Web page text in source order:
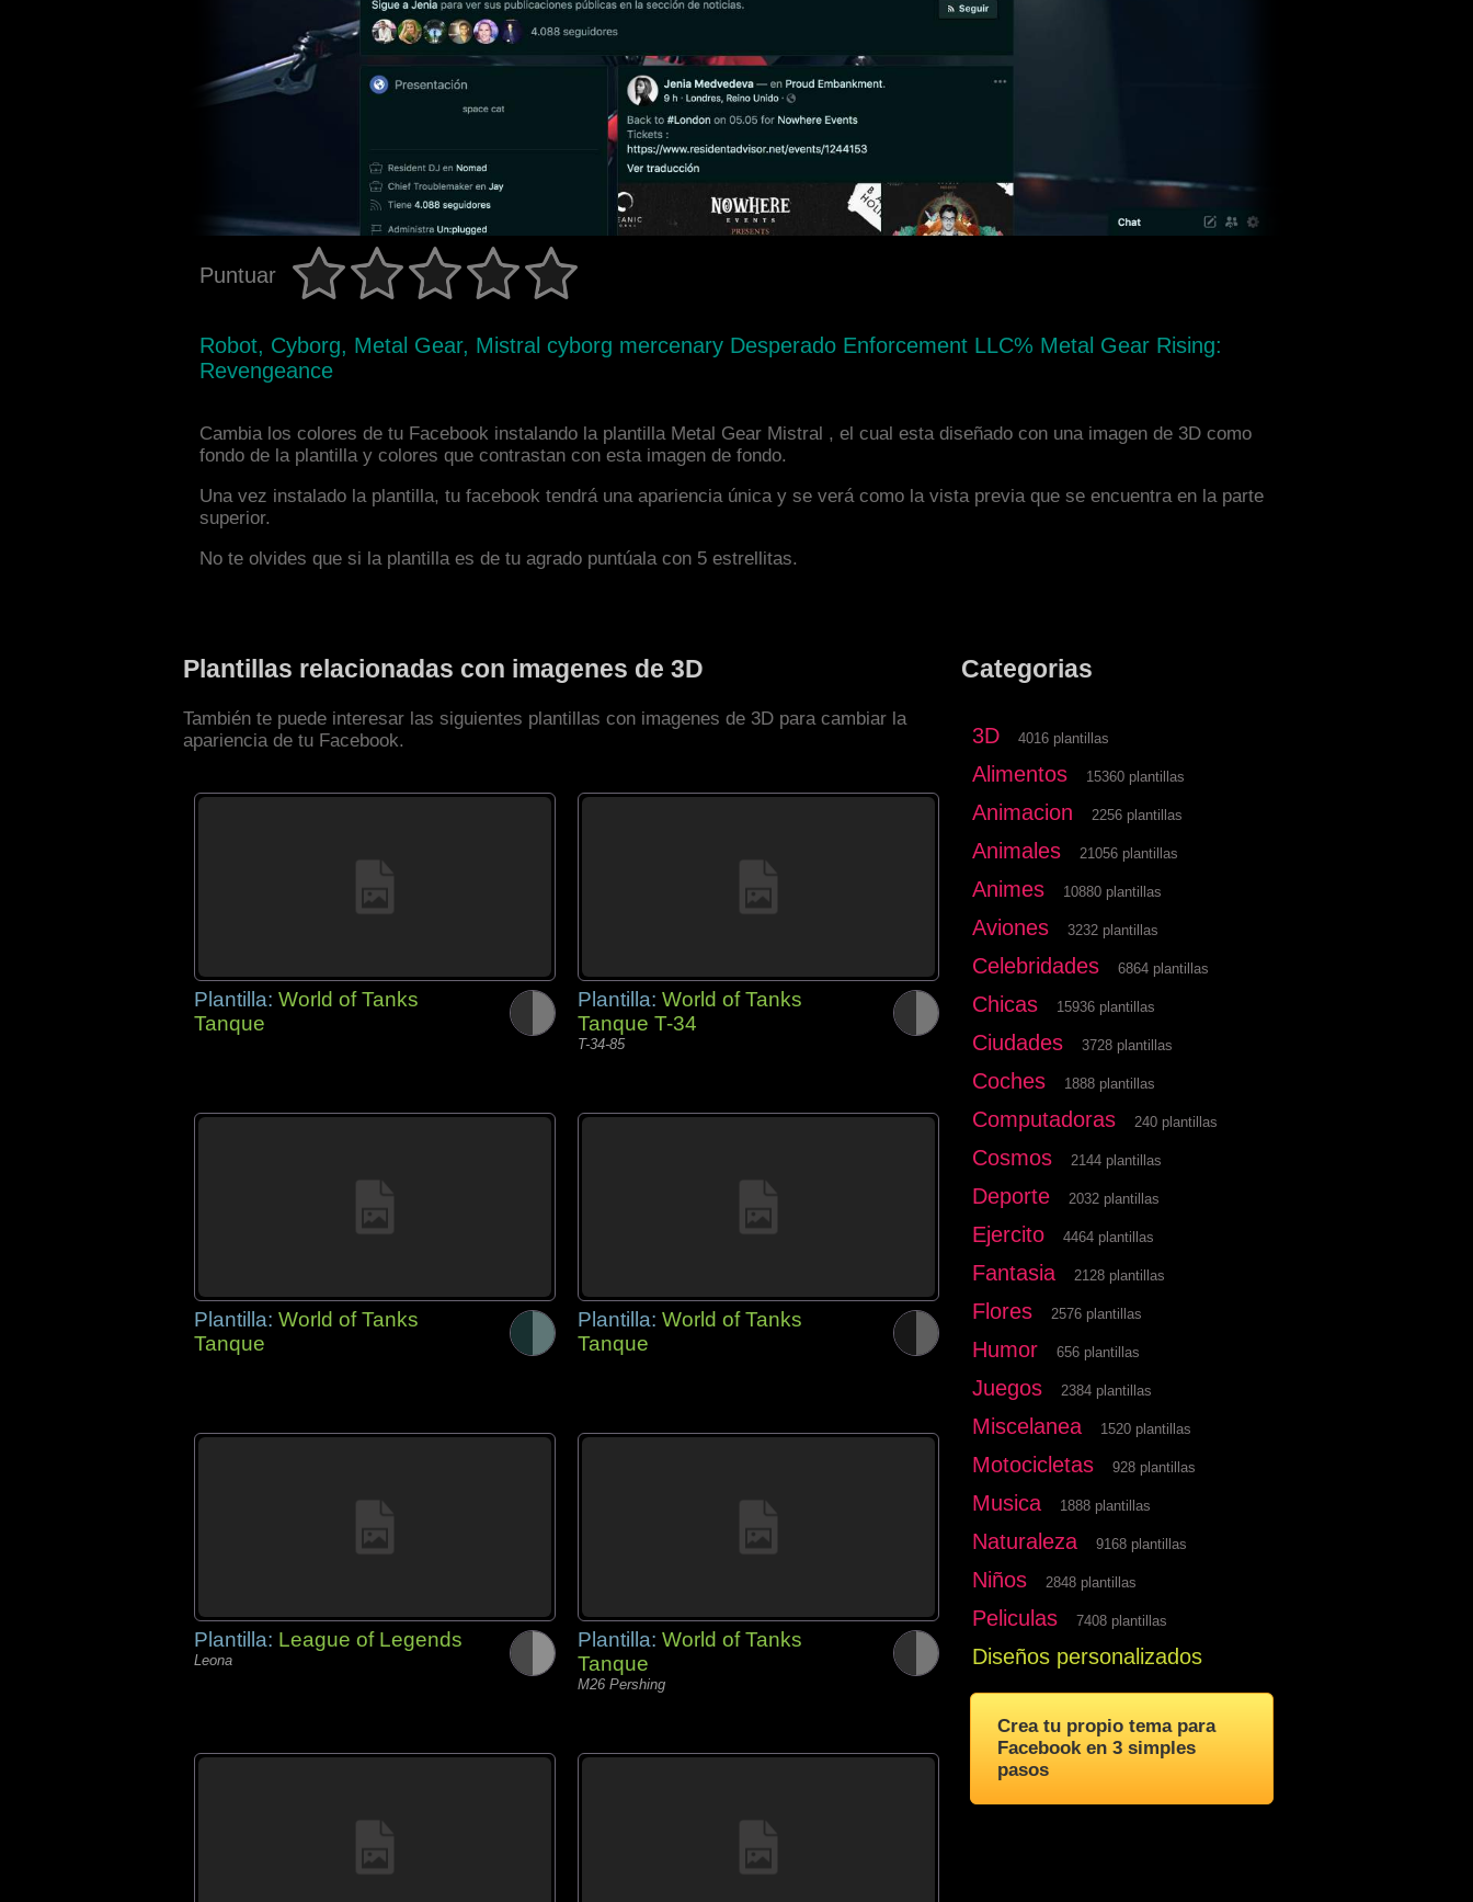
Puntuar
Robot, Cyborg, Metal Gear, Mistral cyborg mercenary Desperado Enforcement LLC% Metal Gear Rising:
Revengeance
Cambia los colores de tu Facebook instalando la plantilla Metal Gear Mistral , el cual esta diseñado con una imagen de 3D como
fondo de la plantilla y colores que contrastan con esta imagen de fondo.
Una vez instalado la plantilla, tu facebook tendrá una apariencia única y se verá como la vista previa que se encuentra en la parte
superior.
No te olvides que si la plantilla es de tu agrado puntúala con 5 estrellitas.
Plantillas relacionadas con imagenes de 3D
También te puede interesar las siguientes plantillas con imagenes de 3D para cambiar la
apariencia de tu Facebook.
Plantilla: World of Tanks
Tanque
Plantilla: World of Tanks
Tanque T-34
T-34-85
Plantilla: World of Tanks
Tanque
Plantilla: World of Tanks
Tanque
Plantilla: League of Legends
Leona
Plantilla: World of Tanks
Tanque
M26 Pershing
Categorias
3D 4016 plantillas
Alimentos 15360 plantillas
Animacion 2256 plantillas
Animales 21056 plantillas
Animes 10880 plantillas
Aviones 3232 plantillas
Celebridades 6864 plantillas
Chicas 15936 plantillas
Ciudades 3728 plantillas
Coches 1888 plantillas
Computadoras 240 plantillas
Cosmos 2144 plantillas
Deporte 2032 plantillas
Ejercito 4464 plantillas
Fantasia 2128 plantillas
Flores 2576 plantillas
Humor 656 plantillas
Juegos 2384 plantillas
Miscelanea 1520 plantillas
Motocicletas 928 plantillas
Musica 1888 plantillas
Naturaleza 9168 plantillas
Niños 2848 plantillas
Peliculas 7408 plantillas
Diseños personalizados
Crea tu propio tema para
Facebook en 3 simples
pasos